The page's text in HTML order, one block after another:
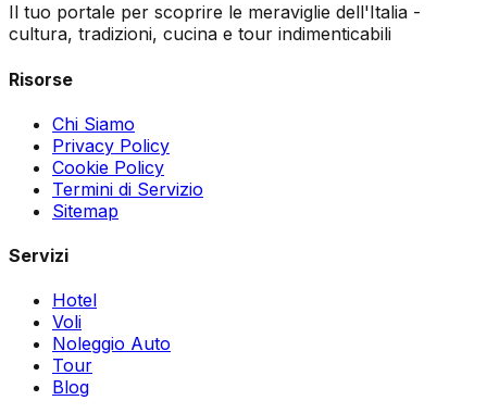
Il tuo portale per scoprire le meraviglie dell'Italia -
cultura, tradizioni, cucina e tour indimenticabili
Risorse
Chi Siamo
Privacy Policy
Cookie Policy
Termini di Servizio
Sitemap
Servizi
Hotel
Voli
Noleggio Auto
Tour
Blog